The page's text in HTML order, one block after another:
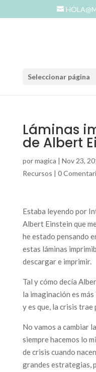
Seleccionar página
Láminas
de Albert
pormagica | Nov 23,
Recursos | 0
Estaba leyendo por
Albert Einstein que
he estado pensando
estas láminas
descargar e imprimir.
Tal y cómo decía
la imaginación es
y es que, la crisis trae
No vamos a cambiar
siempre hacemos lo
de crisis cuando
grandes estrategias,